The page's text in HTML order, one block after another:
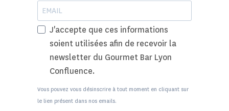
J'accepte que ces informations
soient utilisées afin de recevoir la
newsletter du Gourmet Bar Lyon
Confluence.
Vous pouvez vous désinscrire à tout moment en cliquant sur
le lien présent dans nos emails.